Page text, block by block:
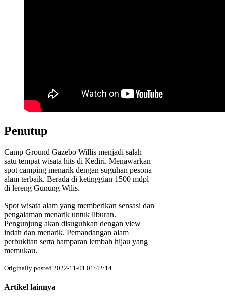
Penutup
Camp Ground Gazebo Willis menjadi salah
satu tempat wisata hits di Kediri. Menawarkan
spot camping menarik dengan suguhan pesona
alam terbaik. Berada di ketinggian 1500 mdpl
di lereng Gunung Wilis.
Spot wisata alam yang memberikan sensasi dan
pengalaman menarik untuk liburan.
Pengunjung akan disuguhkan dengan view
indah dan menarik. Pemandangan alam
perbukitan serta hamparan lembah hijau yang
memukau.
Originally posted 2022-11-01 01:42:14.
Artikel lainnya